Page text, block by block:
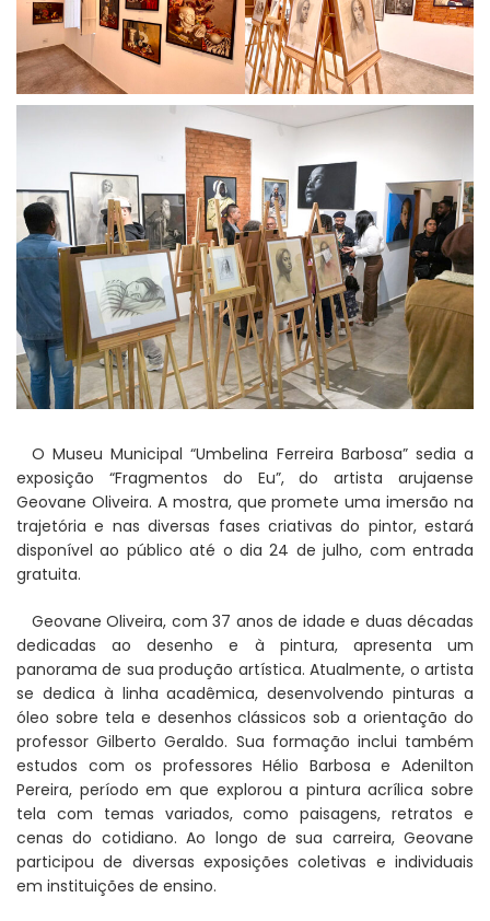
O Museu Municipal “Umbelina Ferreira Barbosa” sedia a
exposição “Fragmentos do Eu”, do artista arujaense
Geovane Oliveira. A mostra, que promete uma imersão na
trajetória e nas diversas fases criativas do pintor, estará
disponível ao público até o dia 24 de julho, com entrada
gratuita.
Geovane Oliveira, com 37 anos de idade e duas décadas
dedicadas ao desenho e à pintura, apresenta um
panorama de sua produção artística. Atualmente, o artista
se dedica à linha acadêmica, desenvolvendo pinturas a
óleo sobre tela e desenhos clássicos sob a orientação do
professor Gilberto Geraldo. Sua formação inclui também
estudos com os professores Hélio Barbosa e Adenilton
Pereira, período em que explorou a pintura acrílica sobre
tela com temas variados, como paisagens, retratos e
cenas do cotidiano. Ao longo de sua carreira, Geovane
participou de diversas exposições coletivas e individuais
em instituições de ensino.